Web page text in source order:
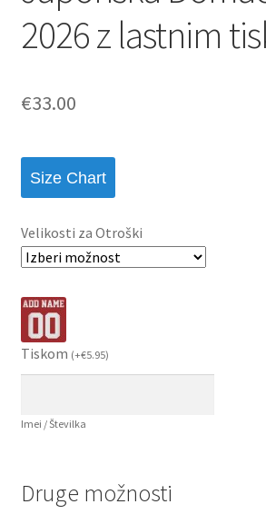
2026 z lastnim
€33.00
Size Chart
Velikosti za Otroški
Tiskom (+€5.95)
Imei / Številka
Druge možnosti